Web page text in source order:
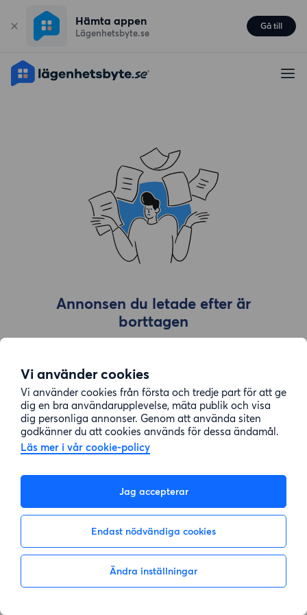
Vi använder cookies
Vi använder cookies från första och tredje part för att ge
dig en bra användarupplevelse, mäta publik och visa
dig personliga annonser. Genom att använda siten
godkänner du att cookies används för dessa ändamål.
Läs mer i vår cookie-policy
Jag accepterar
Endast nödvändiga cookies
Ändra inställningar
Hämta appen
Lägenhetsbyte.se
Gå till
Annonsen du letade efter är
borttagen
Gå till sök